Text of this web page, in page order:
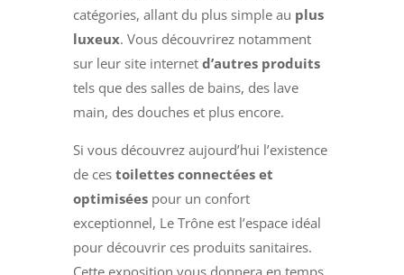
catégories, allant du plus simple au plus
luxeux. Vous découvrirez notamment
sur leur site internet d’autres produits
tels que des salles de bains, des lave
main, des douches et plus encore.
Si vous découvrez aujourd’hui l’existence
de ces toilettes connectées et
optimiséespour un confort
exceptionnel, Le Trône est l’espace idéal
pour découvrir ces produits sanitaires.